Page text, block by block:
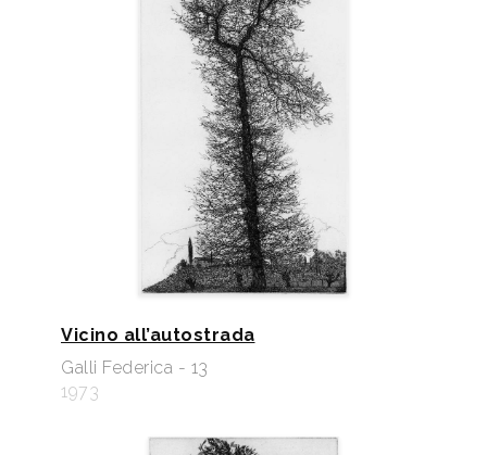
Vicino all’autostrada
Galli Federica - 13
1973